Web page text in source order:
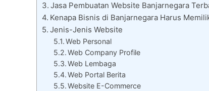
Jasa Pembuatan Website Banjarnegara
Kenapa Bisnis di Banjarnegara Harus
Jenis-Jenis Website
Web Personal
Web Company Profile
Web Lembaga
Web Portal Berita
Website E-Commerce